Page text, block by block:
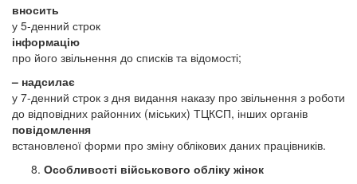
вносить
у 5-денний строк
інформацію
про його звільнення до списків та відомості;
– надсилає
у 7-денний строк з дня видання наказу про звільнення з роботи
до відповідних районних (міських) ТЦКСП, інших органів
повідомлення
встановленої форми про зміну облікових даних працівників.
Особливості військового обліку жінок